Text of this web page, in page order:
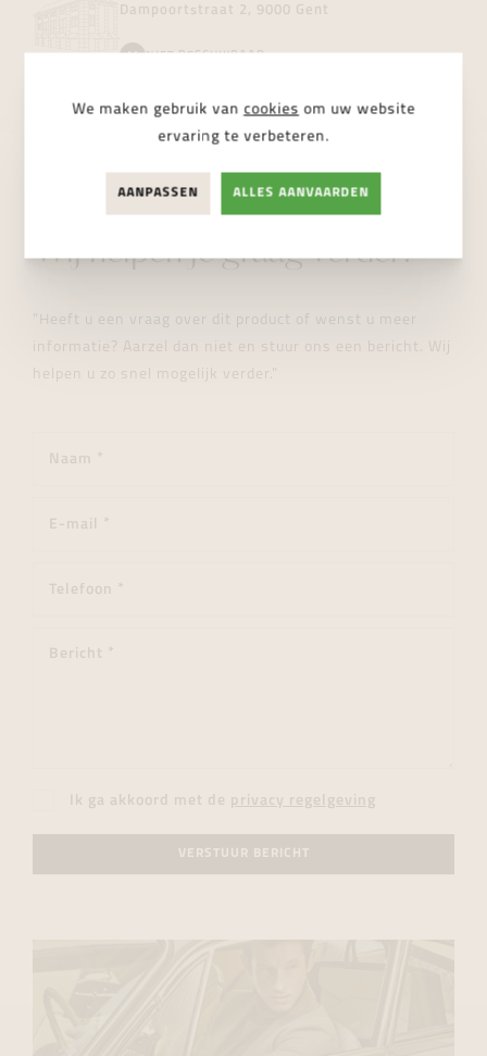
Dampoortstraat 2, 9000 Gent
NIET BESCHIKBAAR
Wij helpen je graag verder!
"Heeft u een vraag over dit product of wenst u meer
informatie? Aarzel dan niet en stuur ons een bericht. Wij
helpen u zo snel mogelijk verder."
Ik ga akkoord met de privacy regelgeving
VERSTUUR BERICHT
We maken gebruik van cookies om uw website
ervaring te verbeteren.
AANPASSEN ALLES AANVAARDEN